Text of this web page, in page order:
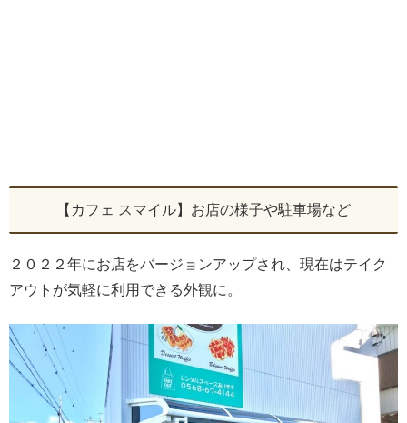
【カフェ スマイル】お店の様子や駐車場など
２０２２年にお店をバージョンアップされ、現在はテイク
アウトが気軽に利用できる外観に。